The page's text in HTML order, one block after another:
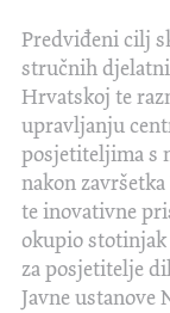
Predviđeni cilj
stručnih
Hrvatskoj te
upravljanju
posjetiteljima s
nakon
te inovativne
okupio stotinjak
za posjetitelje
Javne ustanove